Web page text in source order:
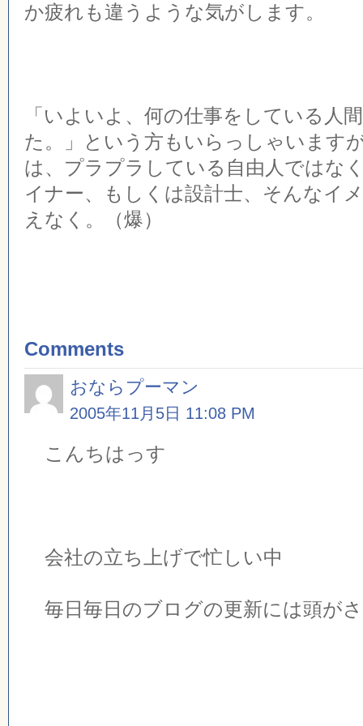
か疲れも違うような気がします。
「いよいよ、何の仕事をしている人
た。」という方もいらっしゃいます
は、プラプラしている自由人ではな
イナー、もしくは設計士、そんなイ
えなく。（爆）
Comments
おならプーマン
2005年11月5日 11:08 PM
こんちはっす
会社の立ち上げで忙しい中
毎日毎日のブログの更新には頭が